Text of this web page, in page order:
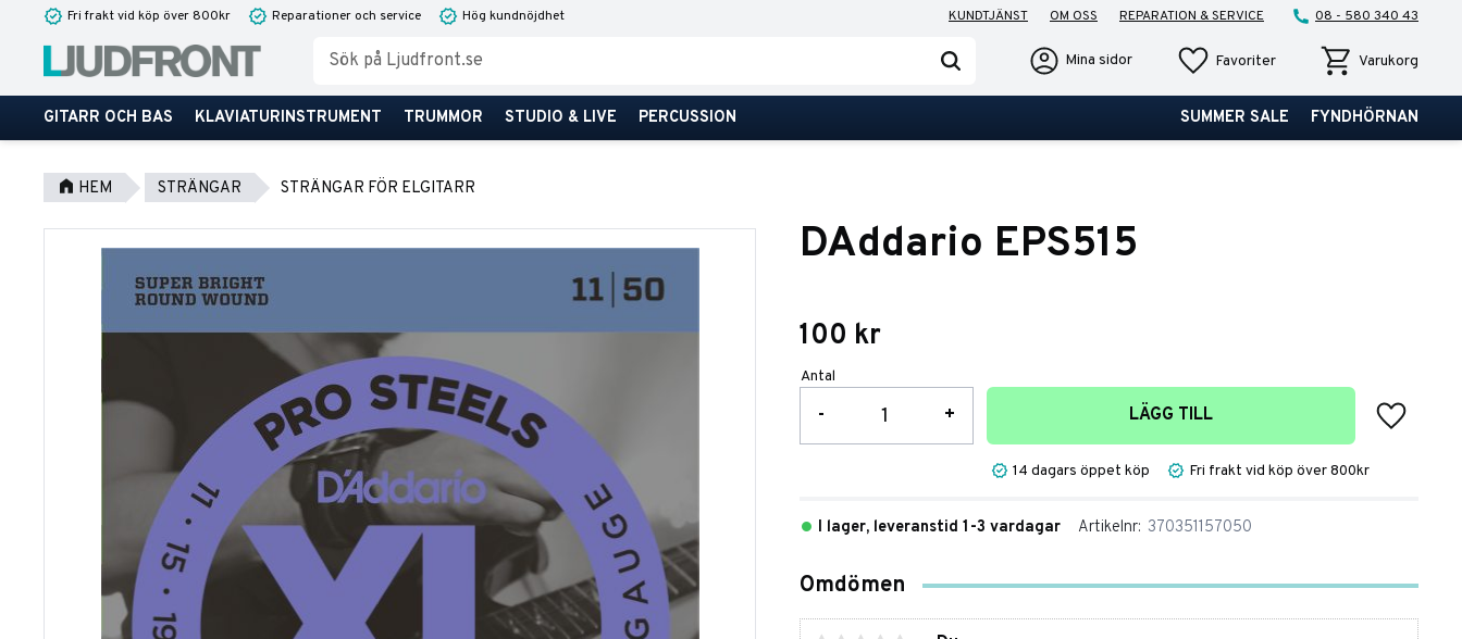
Fri frakt vid köp över 800kr Reparationer och service Hög kundnöjdhet KUNDTJÄNST OM OSS REPARATION & SERVICE 08 - 580 340 43
Mina sidor FavoriterFavoriter KundvagnVarukorg
GITARR OCH BAS KLAVIATURINSTRUMENT TRUMMOR STUDIO & LIVE PERCUSSION SUMMER SALE FYNDHÖRNAN
HEM STRÄNGAR STRÄNGAR FÖR ELGITARR
DAddario EPS515
100 kr
Antal
+
- LÄGG TILL
Lägg till
14 dagars öppet köp Fri frakt vid köp över 800kr
I lager, leveranstid 1-3 vardagar Artikelnr 370351157050
Omdömen